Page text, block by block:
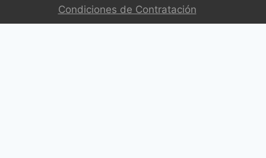
Condiciones de Contratación